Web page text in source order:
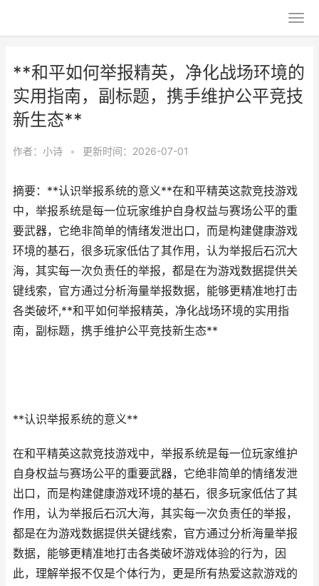
**和平如何举报精英，净化战场环境的
实用指南，副标题，携手维护公平竞技
新生态**
作者： 小诗 • 更新时间：2026-07-01
摘要：**认识举报系统的意义**在和平精英这款竞技游戏
中，举报系统是每一位玩家维护自身权益与赛场公平的重
要武器，它绝非简单的情绪发泄出口，而是构建健康游戏
环境的基石，很多玩家低估了其作用，认为举报后石沉大
海，其实每一次负责任的举报，都是在为游戏数据提供关
键线索，官方通过分析海量举报数据，能够更精准地打击
各类破坏,**和平如何举报精英，净化战场环境的实用指
南，副标题，携手维护公平竞技新生态**
**认识举报系统的意义**
在和平精英这款竞技游戏中，举报系统是每一位玩家维护
自身权益与赛场公平的重要武器，它绝非简单的情绪发泄
出口，而是构建健康游戏环境的基石，很多玩家低估了其
作用，认为举报后石沉大海，其实每一次负责任的举报，
都是在为游戏数据提供关键线索，官方通过分析海量举报
数据，能够更精准地打击各类破坏游戏体验的行为，因
此，理解举报不仅是个体行为，更是所有热爱这款游戏的